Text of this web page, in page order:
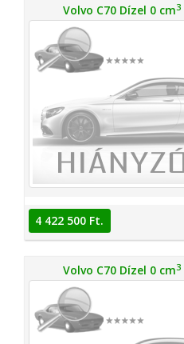
Volvo C70 Dízel 0 cm3
4 422 500 Ft.
Volvo C70 Dízel 0 cm3